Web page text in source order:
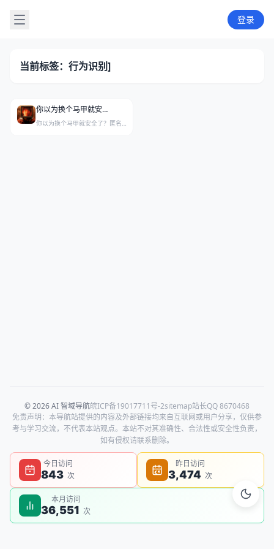
登录
当前标签：行为识别]
你以为换个马甲就安全了？一篇论文扒掉了整个互联网的底裤
你以为换个马甲就安全了？匿名并不等于隐私，一项AI研究成果揭开了网络身份伪装的真相。
© 2026 AI 智域导航皖ICP备19017711号-2sitemap站长QQ 8670468
免责声明：本导航站提供的内容及外部链接均来自互联网或用户分享，仅供参
考与学习交流，不代表本站观点。本站不对其准确性、合法性或安全性负责，
如有侵权请联系删除。
今日访问
843 次
昨日访问
3,474 次
本月访问
36,551 次